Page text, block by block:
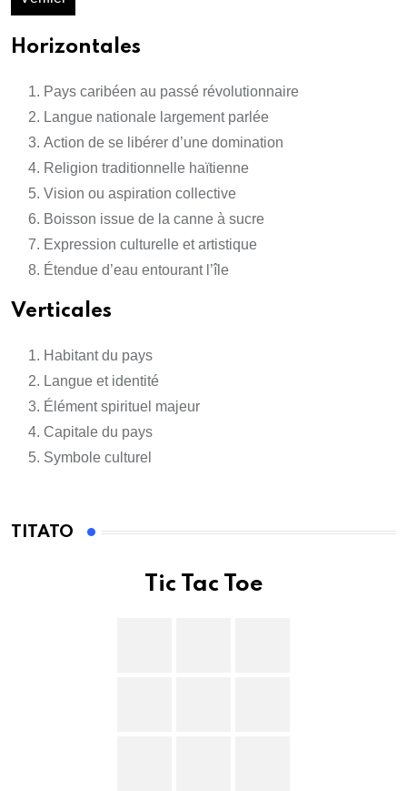
Horizontales
Pays caribéen au passé révolutionnaire
Langue nationale largement parlée
Action de se libérer d’une domination
Religion traditionnelle haïtienne
Vision ou aspiration collective
Boisson issue de la canne à sucre
Expression culturelle et artistique
Étendue d’eau entourant l’île
Verticales
Habitant du pays
Langue et identité
Élément spirituel majeur
Capitale du pays
Symbole culturel
TITATO
Tic Tac Toe